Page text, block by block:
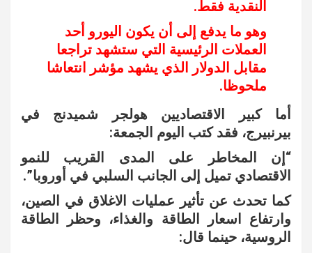
النقدية فقط.
وهو ما يدفع إلى أن يكون اليورو أحد
العملات الرئيسية التي ستشهد تراجعا
مقابل الدولار الذي يشهد مؤشر انتعاشا
ملحوظا.
أما كبير الاقتصاديين هولجر شميدنج في
بيرنبيرج، فقد كتب اليوم الجمعة:
“إن المخاطر على المدى القريب للنمو
الاقتصادي تميل إلى الجانب السلبي في أوروبا”.
كما تحدث عن تأثير عمليات الاغلاق في الصين،
وارتفاع اسعار الطاقة والغذاء، وحظر الطاقة
الروسية، حينما قال: